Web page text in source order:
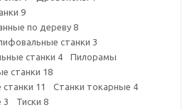
9
по дереву 8
станки 3
станки 4
Пилорамы
станки 18
11 Станки токарные 4
3 Тиски 8